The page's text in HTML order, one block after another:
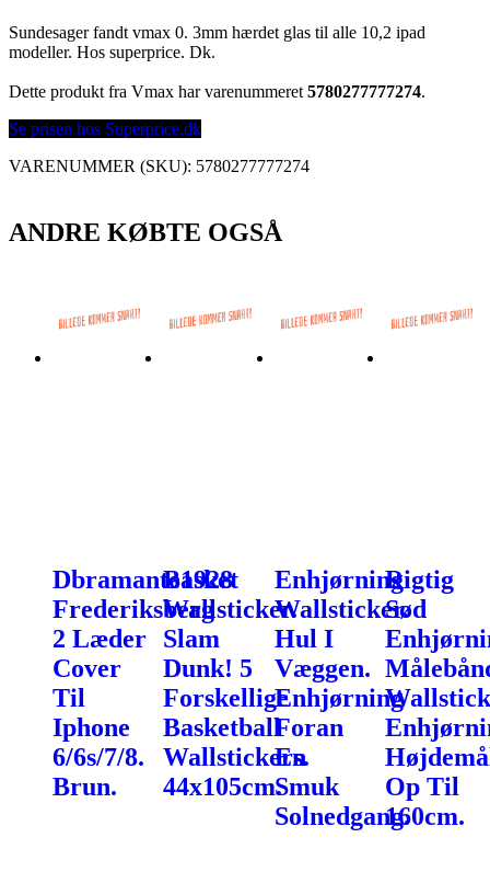
Sundesager fandt vmax 0. 3mm hærdet glas til alle 10,2 ipad
modeller. Hos superprice. Dk.
Dette produkt fra Vmax har varenummeret 5780277777274.
Se prisen hos Superprice.dk
VARENUMMER (SKU): 5780277777274
ANDRE KØBTE OGSÅ
Dbramante1928
Frederiksberg
2 Læder
Cover
Til
Iphone
6/6s/7/8.
Brun.
Basket
Wallsticker.
Slam
Dunk! 5
Forskellige
Basketball
Wallstickers.
44x105cm.
Enhjørning
Wallsticker.
Hul I
Væggen.
Enhjørning
Foran
En
Smuk
Solnedgang.
Rigtig
Sød
Op Til
160cm.